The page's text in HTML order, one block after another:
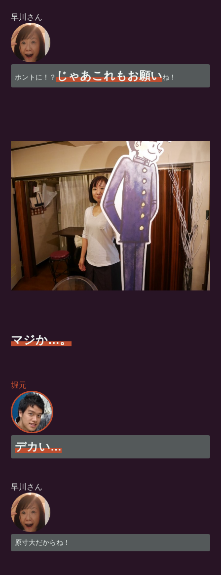
早川さん
ホントに！？じゃあこれもお願いね！
マジか…。
堀元
デカい…
早川さん
原寸大だからね！